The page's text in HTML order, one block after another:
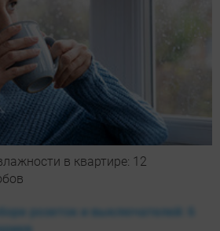
в квартире: 12